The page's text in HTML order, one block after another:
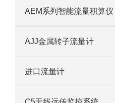
AEM系列智能流量积算仪
AJJ金属转子流量计
进口流量计